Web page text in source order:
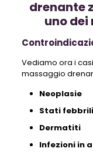
drenante
uno dei
Vediamo ora i
massaggio
Neoplasie
Stati febbrili
Dermatiti
Infezioni in